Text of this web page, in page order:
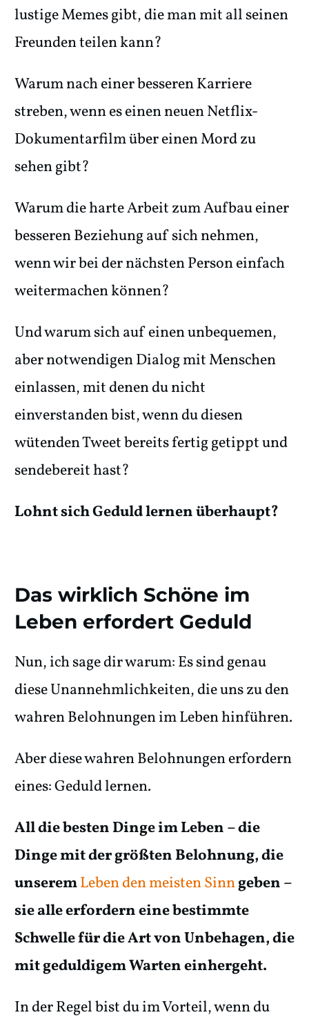
lustige Memes gibt, die man mit all seinen
Freunden teilen kann?
Warum nach einer besseren Karriere
streben, wenn es einen neuen Netflix-
Dokumentarfilm über einen Mord zu
sehen gibt?
Warum die harte Arbeit zum Aufbau einer
besseren Beziehung auf sich nehmen,
wenn wir bei der nächsten Person einfach
weitermachen können?
Und warum sich auf einen unbequemen,
aber notwendigen Dialog mit Menschen
einlassen, mit denen du nicht
einverstanden bist, wenn du diesen
wütenden Tweet bereits fertig getippt und
sendebereit hast?
Lohnt sich Geduld lernen überhaupt?
Das wirklich Schöne im
Leben erfordert Geduld
Nun, ich sage dir warum: Es sind genau
diese Unannehmlichkeiten, die uns zu den
wahren Belohnungen im Leben hinführen.
Aber diese wahren Belohnungen erfordern
eines: Geduld lernen.
All die besten Dinge im Leben – die
Dinge mit der größten Belohnung, die
unseremLeben den meisten Sinngeben –
sie alle erfordern eine bestimmte
Schwelle für die Art von Unbehagen, die
mit geduldigem Warten einhergeht.
In der Regel bist du im Vorteil, wenn du